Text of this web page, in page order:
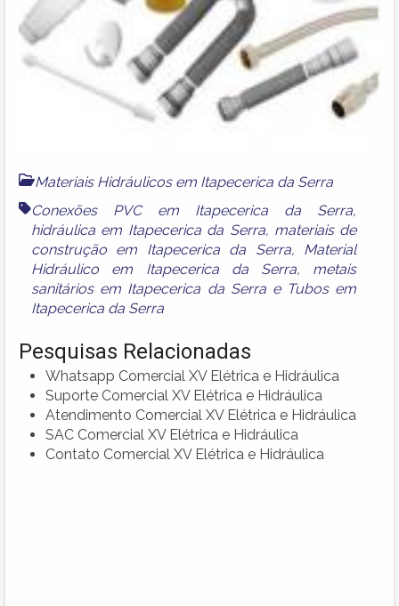
Materiais Hidráulicos em Itapecerica da Serra
Conexões PVC em Itapecerica da Serra,
hidráulica em Itapecerica da Serra, materiais de
construção em Itapecerica da Serra, Material
Hidráulico em Itapecerica da Serra, metais
sanitários em Itapecerica da Serrae Tubos em
Itapecerica da Serra
Pesquisas Relacionadas
Whatsapp Comercial XV Elétrica e Hidráulica
Suporte Comercial XV Elétrica e Hidráulica
Atendimento Comercial XV Elétrica e Hidráulica
SAC Comercial XV Elétrica e Hidráulica
Contato Comercial XV Elétrica e Hidráulica